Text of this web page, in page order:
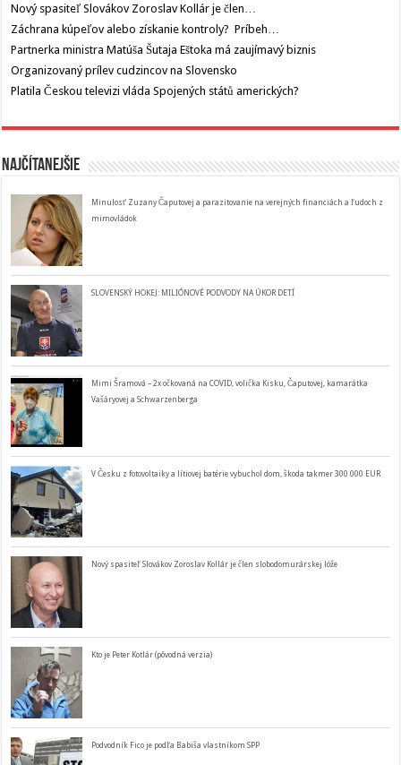
Nový spasiteľ Slovákov Zoroslav Kollár je člen…
Záchrana kúpeľov alebo získanie kontroly? Príbeh…
Partnerka ministra Matúša Šutaja Eštoka má zaujímavý biznis
Organizovaný prílev cudzincov na Slovensko
Platila Českou televizi vláda Spojených států amerických?
Najčítanejšie
Minulosť Zuzany Čaputovej a parazitovanie na verejných financiách a ľudoch z
mimovládok
SLOVENSKÝ HOKEJ: MILIÓNOVÉ PODVODY NA ÚKOR DETÍ
Mimi Šramová – 2x očkovaná na COVID, volička Kisku, Čaputovej, kamarátka
Vašáryovej a Schwarzenberga
V Česku z fotovoltaiky a lítiovej batérie vybuchol dom, škoda takmer 300 000 EUR
Nový spasiteľ Slovákov Zoroslav Kollár je člen slobodomurárskej lóže
Kto je Peter Kotlár (pôvodná verzia)
Podvodník Fico je podľa Babiša vlastníkom SPP